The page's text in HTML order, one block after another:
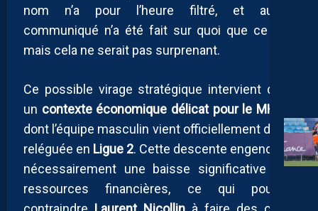
nom n’a pour l’heure filtré, et aucun
communiqué n’a été fait sur quoi que ce soit
mais cela ne serait pas surprenant.
Ce possible virage stratégique intervient dans
un contexte économique délicat pour le MHSC
dont l’équipe masculin vient officiellement d’être
reléguée en Ligue 2. Cette descente engendrera
nécessairement une baisse significative des
ressources financières, ce qui pourrait